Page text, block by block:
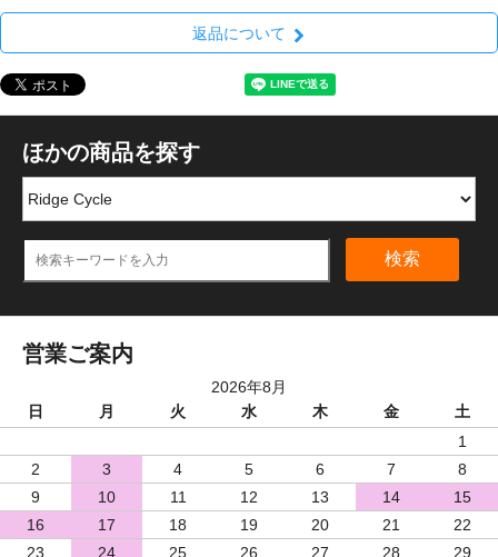
返品について
ほかの商品を探す
検索
営業ご案内
2026年8月
日
月 火 水 木 金
土
1
2
3 4 5 6 7
8
9
10 11 12 13 14
15
16
17 18 19 20 21
22
23
24 25 26 27 28
29